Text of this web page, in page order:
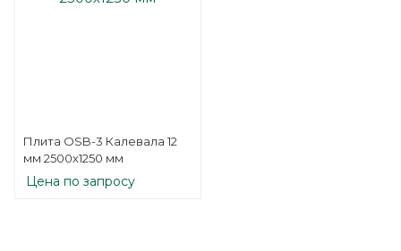
Плита OSB-3 Калевала 12
мм 2500х1250 мм
Цена по запросу